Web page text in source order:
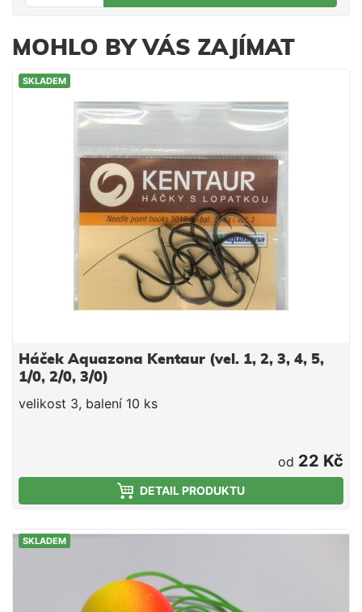
MOHLO BY VÁS ZAJÍMAT
SKLADEM
Háček Aquazona Kentaur (vel. 1, 2, 3, 4, 5,
1/0, 2/0, 3/0)
velikost 3, balení 10 ks
od 22 Kč
DETAIL PRODUKTU
SKLADEM